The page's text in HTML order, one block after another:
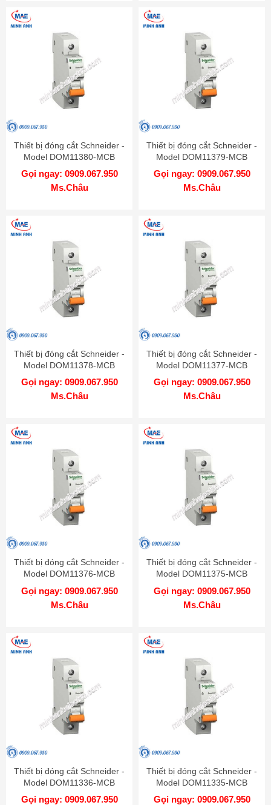
Thiết bị đóng cắt Schneider -
Model DOM11380-MCB
Gọi ngay: 0909.067.950
Ms.Châu
Thiết bị đóng cắt Schneider -
Model DOM11379-MCB
Gọi ngay: 0909.067.950
Ms.Châu
Thiết bị đóng cắt Schneider -
Model DOM11378-MCB
Gọi ngay: 0909.067.950
Ms.Châu
Thiết bị đóng cắt Schneider -
Model DOM11377-MCB
Gọi ngay: 0909.067.950
Ms.Châu
Thiết bị đóng cắt Schneider -
Model DOM11376-MCB
Gọi ngay: 0909.067.950
Ms.Châu
Thiết bị đóng cắt Schneider -
Model DOM11375-MCB
Gọi ngay: 0909.067.950
Ms.Châu
Thiết bị đóng cắt Schneider -
Model DOM11336-MCB
Gọi ngay: 0909.067.950
Thiết bị đóng cắt Schneider -
Model DOM11335-MCB
Gọi ngay: 0909.067.950